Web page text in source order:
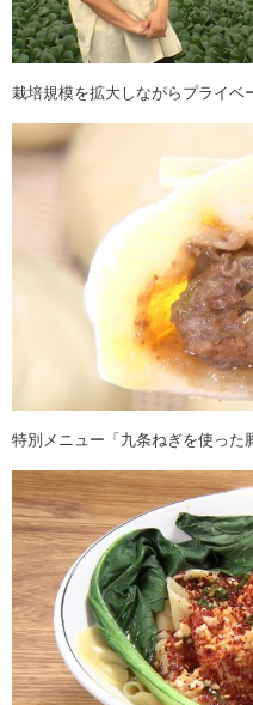
栽培規模を拡大しながらプライベ
特別メニュー「九条ねぎを使った